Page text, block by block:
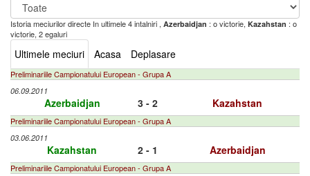
Istoria meciurilor directe In ultimele 4 intalniri , Azerbaidjan : o victorie, Kazahstan : o
victorie, 2 egaluri
Ultimele meciuri Acasa Deplasare
Preliminariile Campionatului European - Grupa A
06.09.2011
Azerbaidjan 3 - 2 Kazahstan
Preliminariile Campionatului European - Grupa A
03.06.2011
Kazahstan 2 - 1 Azerbaidjan
Preliminariile Campionatului European - Grupa A